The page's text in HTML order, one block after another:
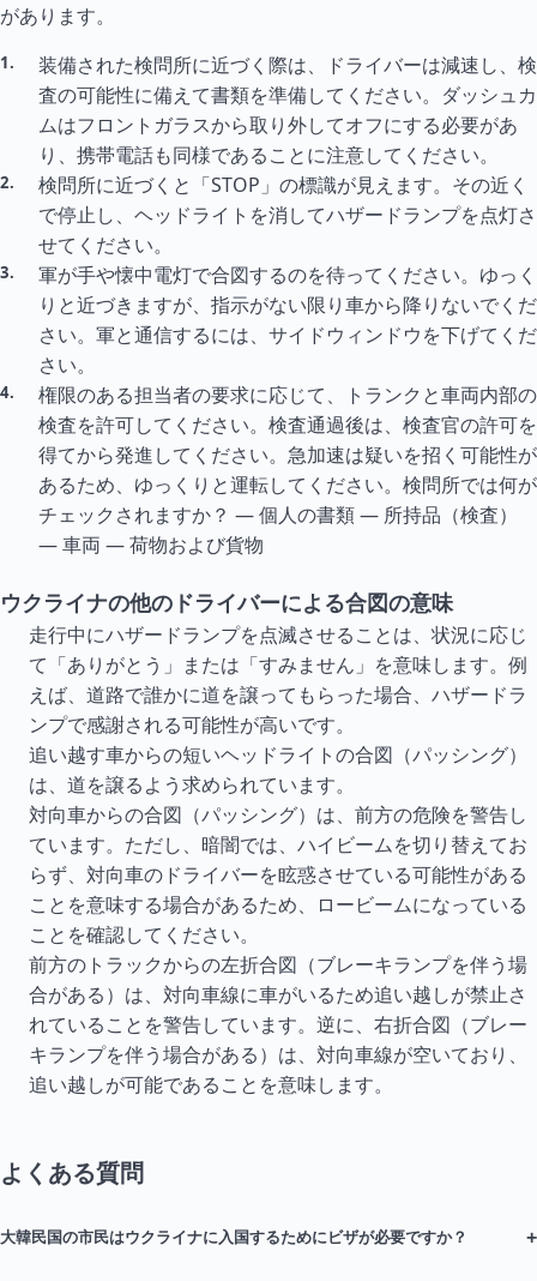
があります。
装備された検問所に近づく際は、ドライバーは減速し、検
査の可能性に備えて書類を準備してください。ダッシュカ
ムはフロントガラスから取り外してオフにする必要があ
り、携帯電話も同様であることに注意してください。
検問所に近づくと「STOP」の標識が見えます。その近く
で停止し、ヘッドライトを消してハザードランプを点灯さ
せてください。
軍が手や懐中電灯で合図するのを待ってください。ゆっく
りと近づきますが、指示がない限り車から降りないでくだ
さい。軍と通信するには、サイドウィンドウを下げてくだ
さい。
権限のある担当者の要求に応じて、トランクと車両内部の
検査を許可してください。検査通過後は、検査官の許可を
得てから発進してください。急加速は疑いを招く可能性が
あるため、ゆっくりと運転してください。検問所では何が
チェックされますか？ — 個人の書類 — 所持品（検査）
— 車両 — 荷物および貨物
ウクライナの他のドライバーによる合図の意味
走行中にハザードランプを点滅させることは、状況に応じ
て「ありがとう」または「すみません」を意味します。例
えば、道路で誰かに道を譲ってもらった場合、ハザードラ
ンプで感謝される可能性が高いです。
追い越す車からの短いヘッドライトの合図（パッシング）
は、道を譲るよう求められています。
対向車からの合図（パッシング）は、前方の危険を警告し
ています。ただし、暗闇では、ハイビームを切り替えてお
らず、対向車のドライバーを眩惑させている可能性がある
ことを意味する場合があるため、ロービームになっている
ことを確認してください。
前方のトラックからの左折合図（ブレーキランプを伴う場
合がある）は、対向車線に車がいるため追い越しが禁止さ
れていることを警告しています。逆に、右折合図（ブレー
キランプを伴う場合がある）は、対向車線が空いており、
追い越しが可能であることを意味します。
よくある質問
大韓民国の市民はウクライナに入国するためにビザが必要ですか？ +